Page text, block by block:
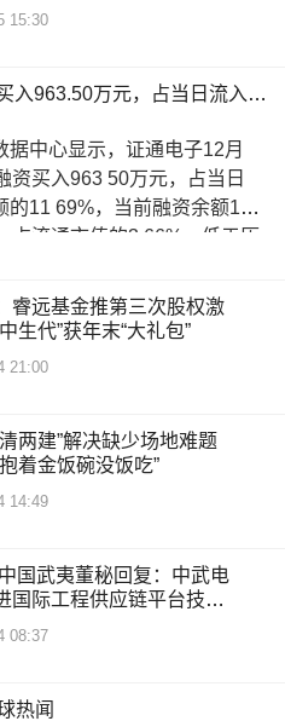
15:30
证通电子：12月14日获融资买入963.50万元，占当日流入资金比例11.69%_全球观焦点
据中心显示，证通电子12月
资买入963 50万元，占当日
的11 69%，当前融资余额1
占流通市值的3 66%，低于历
睿远基金推第三次股权激
生代”获年末“大礼包”
21:00
两建”解决缺少场地难题
着金饭碗没饭吃”
14:49
国武夷董秘回复：中武电
国际工程供应链平台技术
件著作权
08:37
热闻